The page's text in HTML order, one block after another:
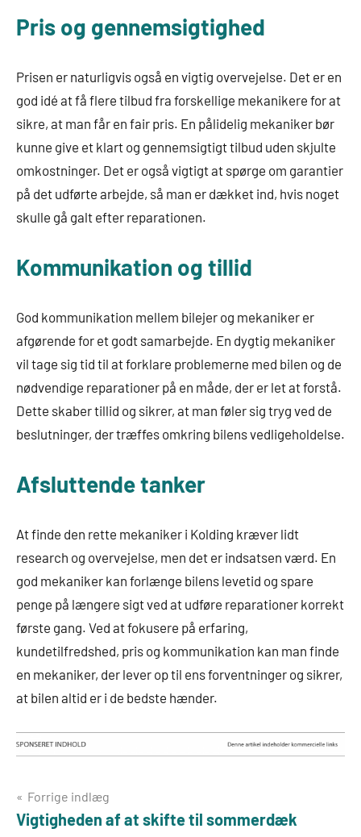
Pris og gennemsigtighed
Prisen er naturligvis også en vigtig overvejelse. Det er en
god idé at få flere tilbud fra forskellige mekanikere for at
sikre, at man får en fair pris. En pålidelig mekaniker bør
kunne give et klart og gennemsigtigt tilbud uden skjulte
omkostninger. Det er også vigtigt at spørge om garantier
på det udførte arbejde, så man er dækket ind, hvis noget
skulle gå galt efter reparationen.
Kommunikation og tillid
God kommunikation mellem bilejer og mekaniker er
afgørende for et godt samarbejde. En dygtig mekaniker
vil tage sig tid til at forklare problemerne med bilen og de
nødvendige reparationer på en måde, der er let at forstå.
Dette skaber tillid og sikrer, at man føler sig tryg ved de
beslutninger, der træffes omkring bilens vedligeholdelse.
Afsluttende tanker
At finde den rette mekaniker i Kolding kræver lidt
research og overvejelse, men det er indsatsen værd. En
god mekaniker kan forlænge bilens levetid og spare
penge på længere sigt ved at udføre reparationer korrekt
første gang. Ved at fokusere på erfaring,
kundetilfredshed, pris og kommunikation kan man finde
en mekaniker, der lever op til ens forventninger og sikrer,
at bilen altid er i de bedste hænder.
Indlægsnavigation
Forrige indlæg
Vigtigheden af at skifte til sommerdæk